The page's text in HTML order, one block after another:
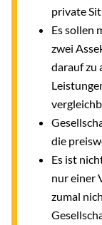
private
Es sollen
zwei
darauf zu
die
Es ist
nur einer
zumal